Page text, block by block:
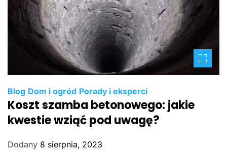
Blog Dom i ogród Porady i eksperci
Koszt szamba betonowego: jakie
kwestie wziąć pod uwagę?
Dodany 8 sierpnia, 2023